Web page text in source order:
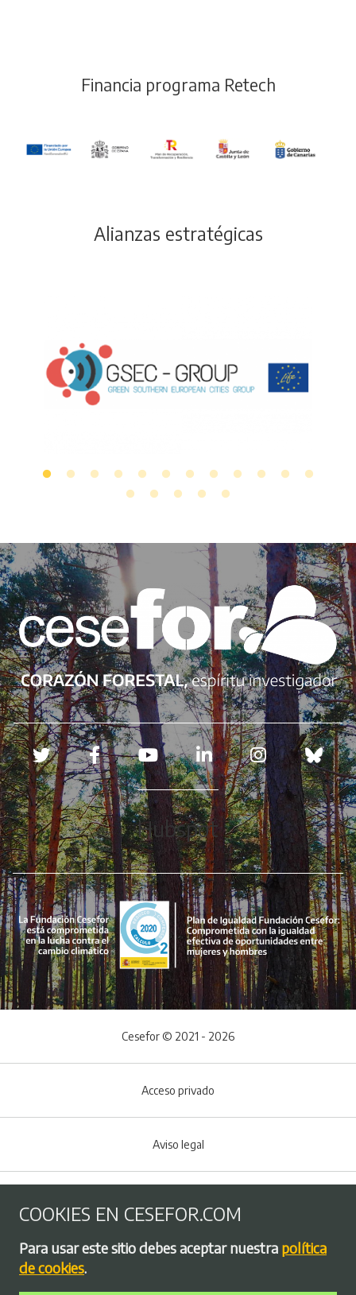
Financia programa Retech
Alianzas estratégicas
Redes sociales
Hubspot
Menú del pie
Cesefor © 2021 - 2026
Acceso privado
Aviso legal
Política de privacidad
COOKIES EN CESEFOR.COM
Para usar este sitio debes aceptar nuestra política
de cookies.